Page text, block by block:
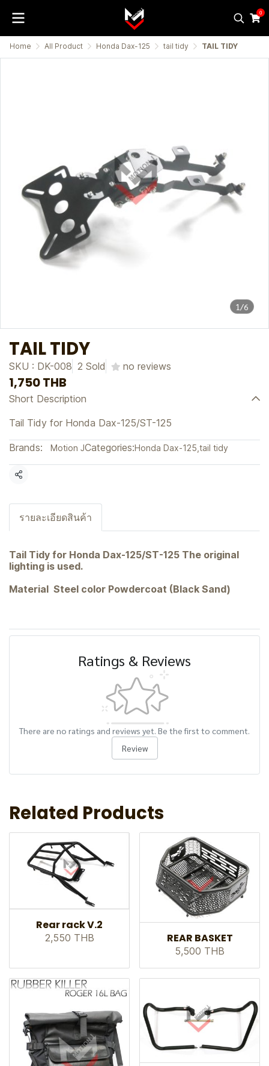
0
Home All Product Honda Dax-125 tail tidy TAIL TIDY
1/6
TAIL TIDY
SKU : DK-008 2 Sold no reviews
1,750 THB
Short Description
Tail Tidy for Honda Dax-125/ST-125
Brands: Motion JCategories:Honda Dax-125 tail tidy
Share
รายละเอียดสินค้า
Tail Tidy for Honda Dax-125/ST-125 The original
lighting is used.
Material Steel color Powdercoat (Black Sand)
Ratings & Reviews
There are no ratings and reviews yet. Be the first to comment.
Review
Related Products
Rear rack V.2
2,550 THB REAR BASKET
5,500 THB